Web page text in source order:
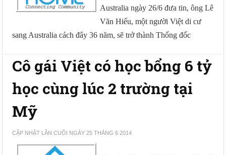
Australia ngày 26/6 đưa tin, ông Lê
Văn Hiếu, một người Việt di cư
sang Australia cách đây 36 năm, sẽ trở thành Thống đốc
Cô gái Việt có học bổng 6 tỷ
học cùng lúc 2 trường tại
Mỹ
CẬP NHẬT LẦN CUỐI NGÀY 25 THÁNG 6 2014